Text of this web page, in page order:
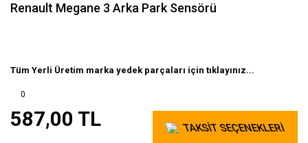
Renault Megane 3 Arka Park Sensörü
Tüm Yerli Üretim marka yedek parçaları için tıklayınız...
0
587,00 TL TAKSİT SEÇENEKLERİ